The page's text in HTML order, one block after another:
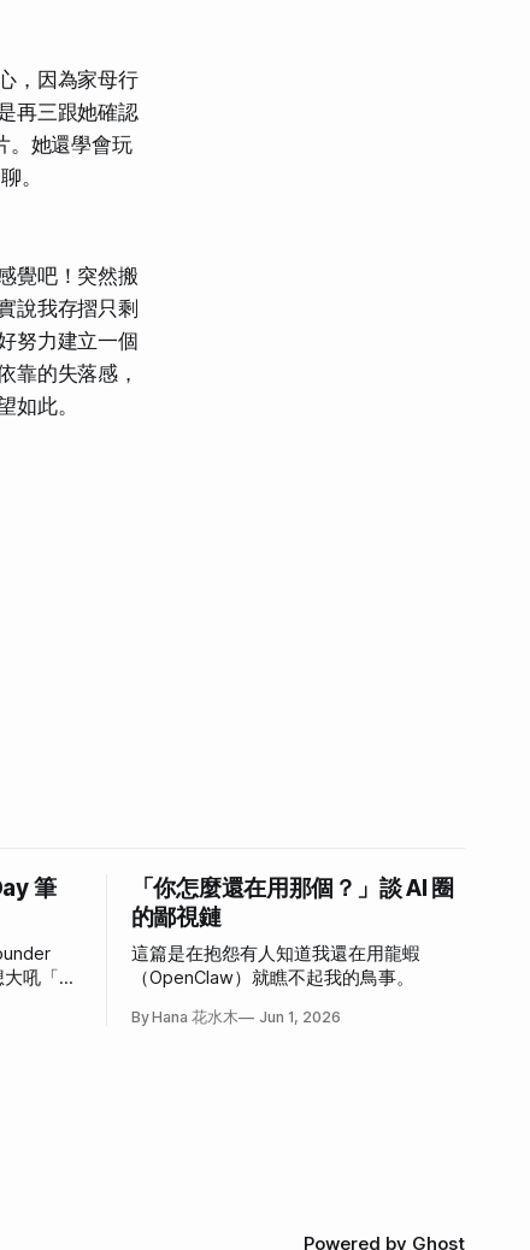
，因為家母行
再三跟她確認
。她還學會玩
。
覺吧！突然搬
說我存摺只剩
努力建立一個
靠的失落感，
如此。
筆
吼「我
「你怎麼還在用那個？」談 AI 圈
的鄙視鏈
這篇是在抱怨有人知道我還在用龍蝦
（OpenClaw）就瞧不起我的鳥事。
By Hana 花水木 Jun 1, 2026
Powered by Ghost